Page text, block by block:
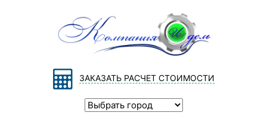
ЗАКАЗАТЬ РАСЧЕТ СТОИМОСТИ